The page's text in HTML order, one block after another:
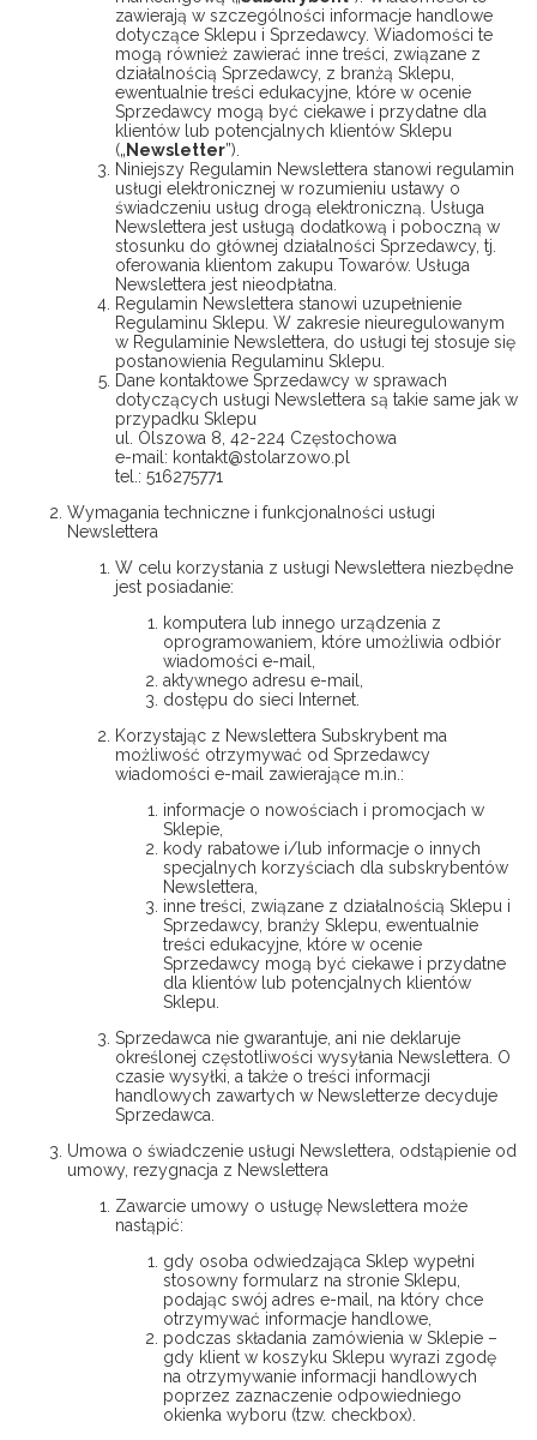
zawierają w szczególności informacje handlowe
dotyczące Sklepu i Sprzedawcy. Wiadomości te
mogą również zawierać inne treści, związane z
działalnością Sprzedawcy, z branżą Sklepu,
ewentualnie treści edukacyjne, które w ocenie
Sprzedawcy mogą być ciekawe i przydatne dla
klientów lub potencjalnych klientów Sklepu
(„Newsletter”).
Niniejszy Regulamin Newslettera stanowi regulamin
usługi elektronicznej w rozumieniu ustawy o
świadczeniu usług drogą elektroniczną. Usługa
Newslettera jest usługą dodatkową i poboczną w
stosunku do głównej działalności Sprzedawcy, tj.
oferowania klientom zakupu Towarów. Usługa
Newslettera jest nieodpłatna.
Regulamin Newslettera stanowi uzupełnienie
Regulaminu Sklepu. W zakresie nieuregulowanym
w Regulaminie Newslettera, do usługi tej stosuje się
postanowienia Regulaminu Sklepu.
Dane kontaktowe Sprzedawcy w sprawach
dotyczących usługi Newslettera są takie same jak w
przypadku Sklepu
ul. Olszowa 8, 42-224 Częstochowa
e-mail: kontakt@stolarzowo.pl
tel.: 516275771
Wymagania techniczne i funkcjonalności usługi
Newslettera
W celu korzystania z usługi Newslettera niezbędne
jest posiadanie:
komputera lub innego urządzenia z
oprogramowaniem, które umożliwia odbiór
wiadomości e-mail,
aktywnego adresu e-mail,
dostępu do sieci Internet.
Korzystając z Newslettera Subskrybent ma
możliwość otrzymywać od Sprzedawcy
wiadomości e-mail zawierające m.in.:
informacje o nowościach i promocjach w
Sklepie,
kody rabatowe i/lub informacje o innych
specjalnych korzyściach dla subskrybentów
Newslettera,
inne treści, związane z działalnością Sklepu i
Sprzedawcy, branży Sklepu, ewentualnie
treści edukacyjne, które w ocenie
Sprzedawcy mogą być ciekawe i przydatne
dla klientów lub potencjalnych klientów
Sklepu.
Sprzedawca nie gwarantuje, ani nie deklaruje
określonej częstotliwości wysyłania Newslettera. O
czasie wysyłki, a także o treści informacji
handlowych zawartych w Newsletterze decyduje
Sprzedawca.
Umowa o świadczenie usługi Newslettera, odstąpienie od
umowy, rezygnacja z Newslettera
Zawarcie umowy o usługę Newslettera może
nastąpić:
gdy osoba odwiedzająca Sklep wypełni
stosowny formularz na stronie Sklepu,
podając swój adres e-mail, na który chce
otrzymywać informacje handlowe,
podczas składania zamówienia w Sklepie –
gdy klient w koszyku Sklepu wyrazi zgodę
na otrzymywanie informacji handlowych
poprzez zaznaczenie odpowiedniego
okienka wyboru (tzw. checkbox).